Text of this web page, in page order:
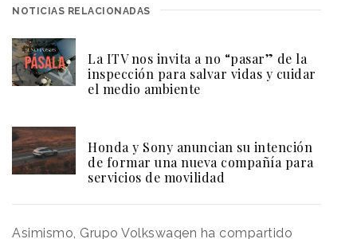
NOTICIAS RELACIONADAS
La ITV nos invita a no “pasar” de la
inspección para salvar vidas y cuidar
el medio ambiente
Honda y Sony anuncian su intención
de formar una nueva compañía para
servicios de movilidad
Asimismo, Grupo Volkswagen ha compartido